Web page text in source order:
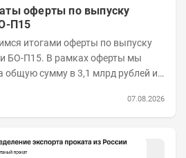
оферты по выпуску
П15
БО-П15. В рамках оферты мы
общую сумму в 3,1 млрд рублей из
07.08.2026